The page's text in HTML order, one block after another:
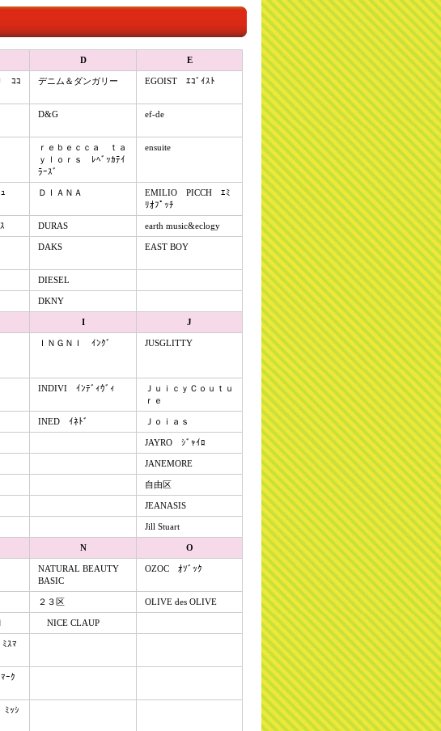
D E
ｺｺ
デニム＆ダンガリー EGOIST ｴｺﾞｲｽﾄ
D&G ef-de
ｒｅｂｅｃｃａ ｔａ
ｙｌｏｒｓ ﾚﾍﾞｯｶﾃｲ
ﾗｰｽﾞ
ensuite
ＤＩＡＮＡ
EMILIO PICCH ｴﾐ
ﾘｵﾌﾟｯﾁ
DURAS earth music&eclogy
DAKS EAST BOY
DIESEL
DKNY
I J
ＩＮＧＮＩ ｲﾝｸﾞ JUSGLITTY
INDIVI ｲﾝﾃﾞｨｳﾞｨ
ＪｕｉｃｙＣｏｕｔｕ
ｒｅ
INED ｲﾈﾄﾞ Ｊｏｉａｓ
JAYRO ｼﾞｬｲﾛ
JANEMORE
自由区
JEANASIS
Jill Stuart
N O
NATURAL BEAUTY
BASIC
OZOC ｵｿﾞｯｸ
２３区 OLIVE des OLIVE
NICE CLAUP
ｽﾏ
ｰｸ
ﾐｯｼ